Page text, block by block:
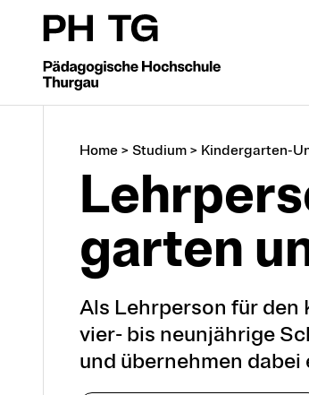
Home > Studium > Kindergarten-
gar­ten
Als Lehrperson für
vier- bis neunjährige
und übernehmen